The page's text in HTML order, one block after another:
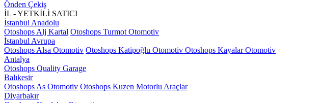
Önden Çekiş
İL - YETKİLİ SATICI
İstanbul Anadolu
Otoshops Alj Kartal Otoshops Turmot Otomotiv
İstanbul Avrupa
Otoshops Alsa Otomotiv Otoshops Katipoğlu Otomotiv Otoshops Kayalar Otomotiv
Antalya
Otoshops Quality Garage
Balıkesir
Otoshops As Otomotiv Otoshops Kuzen Motorlu Araçlar
Diyarbakır